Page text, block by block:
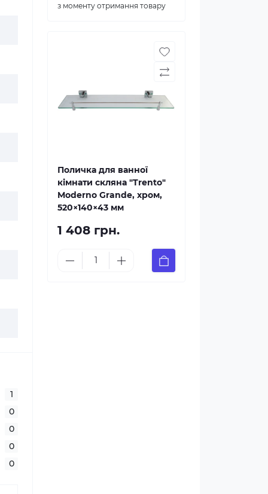
1
0
0
0
0
з моменту отримання товару
Поличка для ванної
кімнати скляна "Trento"
Moderno Grande, хром,
520×140×43 мм
1 408 грн.